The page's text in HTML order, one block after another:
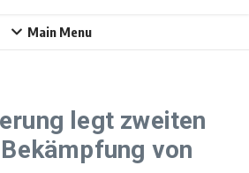
Main Menu
legt zweiten
von